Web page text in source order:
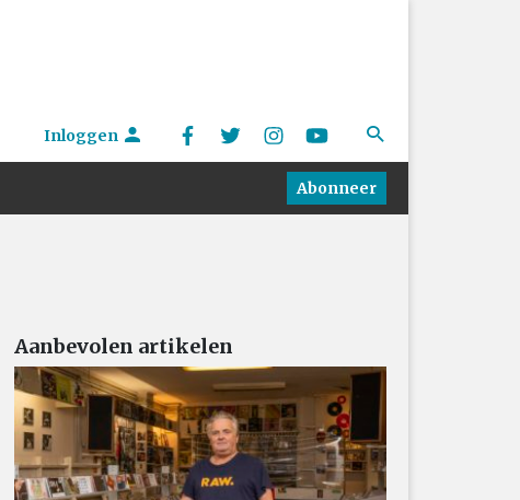
Inloggen
Abonneer
Aanbevolen artikelen